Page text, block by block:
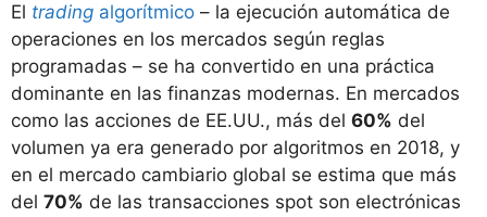
El trading algorítmico – la ejecución automática de
operaciones en los mercados según reglas
programadas – se ha convertido en una práctica
dominante en las finanzas modernas. En mercados
como las acciones de EE.UU., más del 60% del
volumen ya era generado por algoritmos en 2018​, y
en el mercado cambiario global se estima que más
del 70% de las transacciones spot son electrónicas